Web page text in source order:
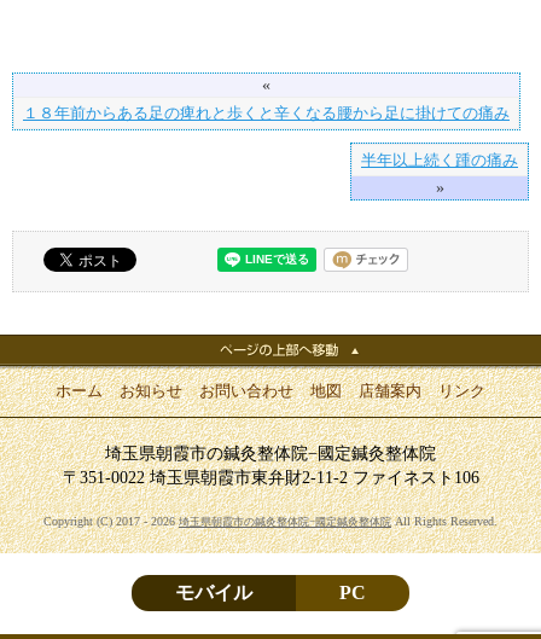
«
１８年前からある足の痺れと歩くと辛くなる腰から足に掛けての痛み
半年以上続く踵の痛み
»
ホーム お知らせ お問い合わせ 地図 店舗案内 リンク
埼玉県朝霞市の鍼灸整体院−國定鍼灸整体院
〒351-0022 埼玉県朝霞市東弁財2-11-2 ファイネスト106
Copyright (C) 2017 - 2026埼玉県朝霞市の鍼灸整体院−國定鍼灸整体院All Rights Reserved.
モバイル PC